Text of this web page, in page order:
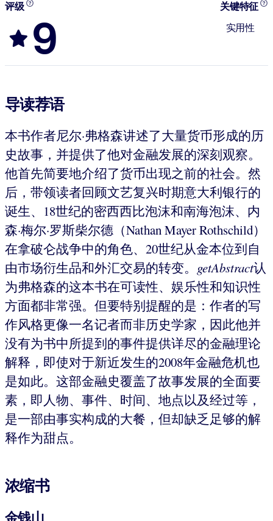
评级
9
关键特征
实用性
导读荐语
本书作者尼尔·弗格森讲述了大量货币形成的历
史故事，并提供了他对金融发展的深刻观察。
他首先简要地介绍了货币出现之前的社会。然
后，带领读者回顾文艺复兴时期意大利银行的
诞生、18世纪的密西西比泡沫和南海泡沫、内
森·梅尔·罗斯柴尔德（Nathan Mayer Rothschild）
在拿破仑战争中的角色、20世纪从金本位到自
由市场衍生品和外汇交易的转变。 getAbstract认
为弗格森的这本书在可读性、娱乐性和知识性
方面都非常强。但要特别提醒的是：作者的写
作风格更像一名记者而非历史学家，因此他并
没有为书中所提到的事件提供详尽的金融理论
解释，即使对于新近发生的2008年金融危机也
是如此。这部金融史覆盖了故事发展的全面要
素，即人物、事件、时间、地点以及经过等，
是一部由事实构成的大餐，但却缺乏足够的解
释作为甜点。
浓缩书
金钱山